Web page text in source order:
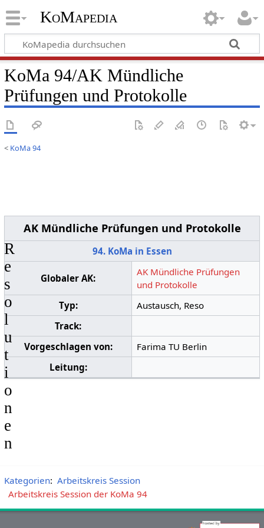
KoMapedia
KoMa 94/AK Mündliche
Prüfungen und Protokolle
< KoMa 94
AK Mündliche Prüfungen und Protokolle
94. KoMa in Essen
Globaler AK:
AK Mündliche Prüfungen
und Protokolle
Typ:
Austausch, Reso
Track:
Vorgeschlagen von:
Farima TU Berlin
Leitung:
R
e
s
o
l
u
t
i
o
n
e
n
Kategorien: Arbeitskreis Session
Arbeitskreis Session der KoMa 94